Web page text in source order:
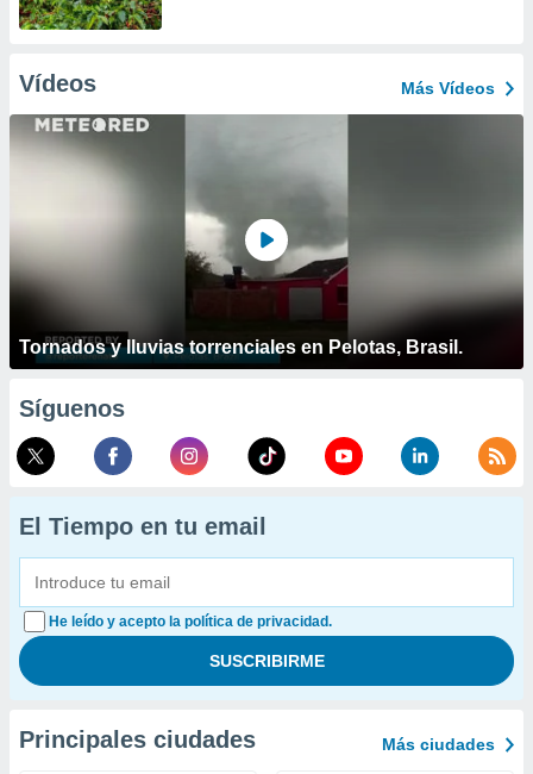
Vídeos Más Vídeos
Tornados y lluvias torrenciales en Pelotas, Brasil.
Síguenos
El Tiempo en tu email
He leído y acepto la política de privacidad.
Principales ciudades Más ciudades